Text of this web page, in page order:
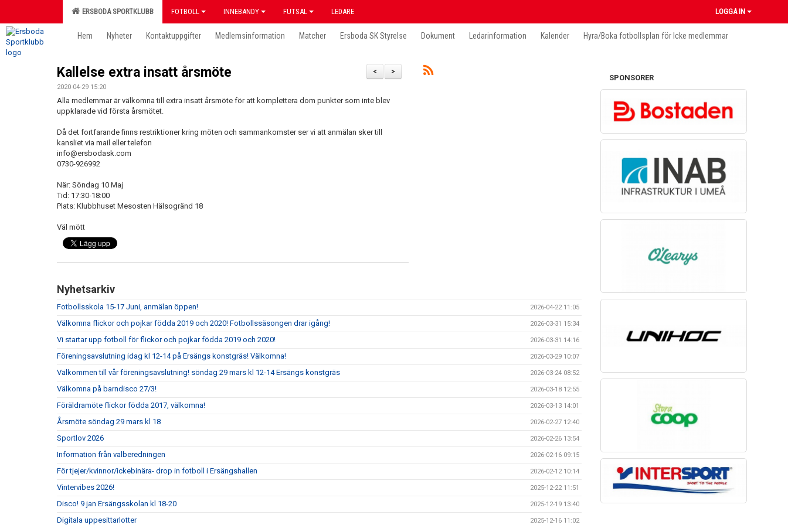
ERSBODA SPORTKLUBB FOTBOLL INNEBANDY FUTSAL LEDARE LOGGA IN
Hem Nyheter Kontaktuppgifter Medlemsinformation Matcher Ersboda SK Styrelse Dokument Ledarinformation Kalender Hyra/Boka fotbollsplan för Icke medlemmar
>
<
Kallelse extra insatt årsmöte
2020-04-29 15:20
Alla medlemmar är välkomna till extra insatt årsmöte för att komplettera dom punkter som inte blev
uppklarade vid första årsmötet.
Då det fortfarande finns restriktioner kring möten och sammankomster ser vi att anmälan sker till
kansliet via mail eller telefon
info@ersbodask.com
0730-926992
När: Söndag 10 Maj
Tid: 17:30-18:00
Plats: Klubbhuset Mesosten Hälsogränd 18
Väl mött
Nyhetsarkiv
Fotbollsskola 15-17 Juni, anmälan öppen! 2026-04-22 11:05
Välkomna flickor och pojkar födda 2019 och 2020! Fotbollssäsongen drar igång! 2026-03-31 15:34
Vi startar upp fotboll för flickor och pojkar födda 2019 och 2020! 2026-03-31 14:16
Föreningsavslutning idag kl 12-14 på Ersängs konstgräs! Välkomna! 2026-03-29 10:07
Välkommen till vår föreningsavslutning! söndag 29 mars kl 12-14 Ersängs konstgräs 2026-03-24 08:52
Välkomna på barndisco 27/3! 2026-03-18 12:55
Föräldramöte flickor födda 2017, välkomna! 2026-03-13 14:01
Årsmöte söndag 29 mars kl 18 2026-02-27 12:40
Sportlov 2026 2026-02-26 13:54
Information från valberedningen 2026-02-16 09:15
För tjejer/kvinnor/ickebinära- drop in fotboll i Ersängshallen 2026-02-12 10:14
Vintervibes 2026! 2025-12-22 11:51
Disco! 9 jan Ersängsskolan kl 18-20 2025-12-19 13:40
Digitala uppesittarlotter 2025-12-16 11:02
SPONSORER